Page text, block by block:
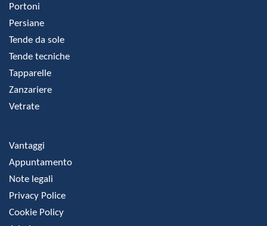
Portoni
Persiane
Tende da sole
Tende tecniche
Tapparelle
Zanzariere
Vetrate
Vantaggi
Appuntamento
Note legali
Privacy Police
Cookie Policy